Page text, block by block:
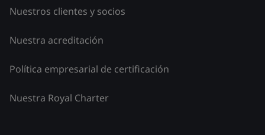
Nuestros clientes y socios
Nuestra acreditación
Política empresarial de certificación
Nuestra Royal Charter